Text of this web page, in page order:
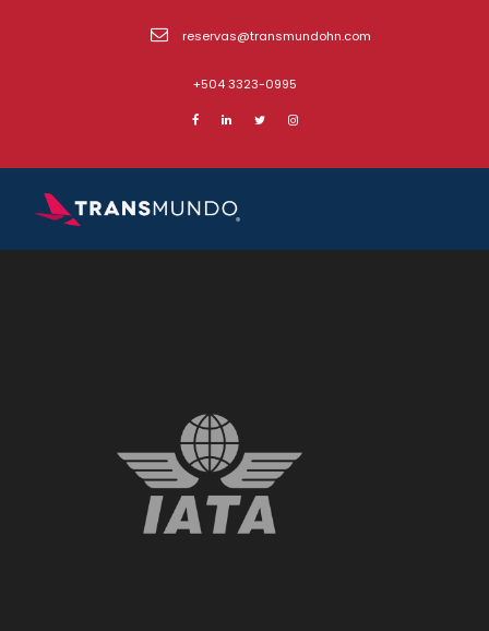
reservas@transmundohn.com
+504 3323-0995